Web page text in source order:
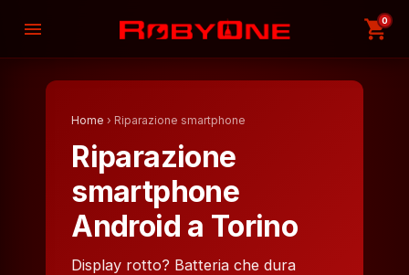
menu shopping_cart
0
Home › Riparazione smartphone
Riparazione
smartphone
Android a Torino
Display rotto? Batteria che dura